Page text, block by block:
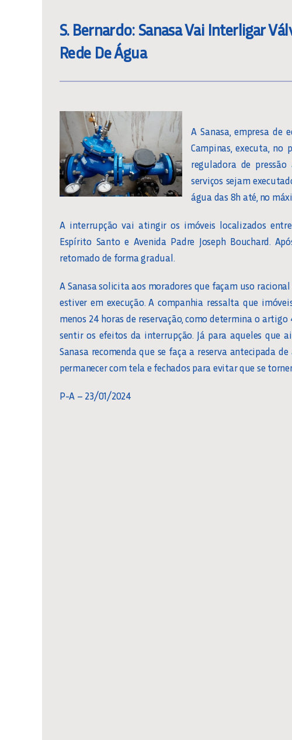
S. Bernardo: Sanasa Vai Interligar
Rede De Água
A Sanasa, empresa de
Campinas, executa,
reguladora de
serviços sejam
água das 8h até, no
A interrupção vai atingir os imóveis localizados
Espírito Santo e Avenida Padre Joseph Bouchard.
retomado de forma gradual.
A Sanasa solicita aos moradores que façam uso
estiver em execução. A companhia ressalta que
menos 24 horas de reservação, como determina o artigo
sentir os efeitos da interrupção. Já para aqueles que
Sanasa recomenda que se faça a reserva antecipada
permanecer com tela e fechados para evitar que se
P-A – 23/01/2024